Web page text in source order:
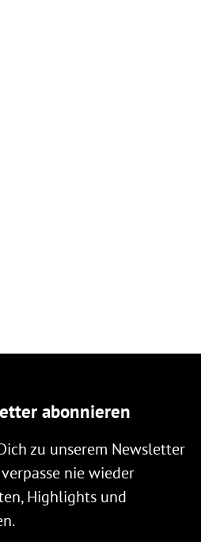
abonnieren
zu unserem Newsletter
nie wieder
Highlights und